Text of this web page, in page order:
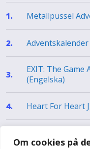
Om cookies på
1. Metallpussel
2.
3.
EXIT: The
(Engelska)
4. Heart For Heart